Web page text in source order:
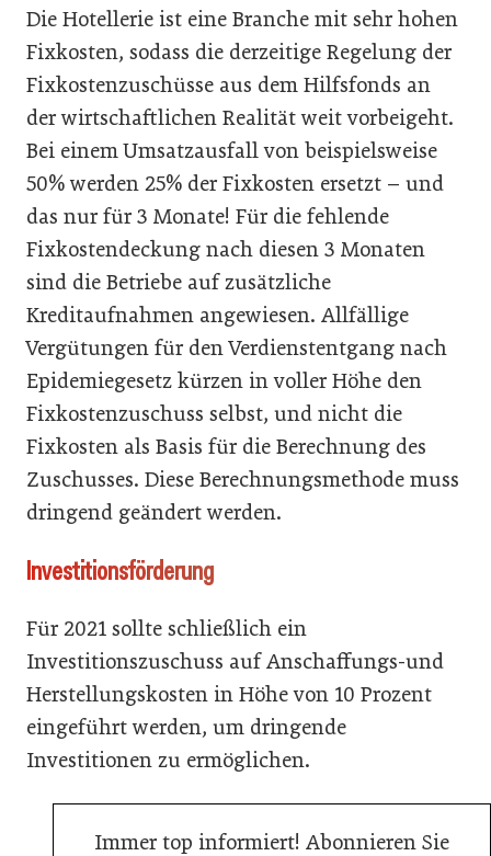
Die Hotellerie ist eine Branche mit sehr hohen
Fixkosten, sodass die derzeitige Regelung der
Fixkostenzuschüsse aus dem Hilfsfonds an
der wirtschaftlichen Realität weit vorbeigeht.
Bei einem Umsatzausfall von beispielsweise
50% werden 25% der Fixkosten ersetzt – und
das nur für 3 Monate! Für die fehlende
Fixkostendeckung nach diesen 3 Monaten
sind die Betriebe auf zusätzliche
Kreditaufnahmen angewiesen. Allfällige
Vergütungen für den Verdienstentgang nach
Epidemiegesetz kürzen in voller Höhe den
Fixkostenzuschuss selbst, und nicht die
Fixkosten als Basis für die Berechnung des
Zuschusses. Diese Berechnungsmethode muss
dringend geändert werden.
Investitionsförderung
Für 2021 sollte schließlich ein
Investitionszuschuss auf Anschaffungs-und
Herstellungskosten in Höhe von 10 Prozent
eingeführt werden, um dringende
Investitionen zu ermöglichen.
Immer top informiert! Abonnieren Sie